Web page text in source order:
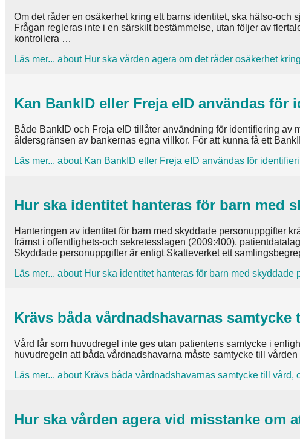
Om det råder en osäkerhet kring ett barns identitet, ska hälso-
Frågan regleras inte i en särskilt bestämmelse, utan följer av
kontrollera …
Läs mer... about Hur ska vården agera om det råder osäkerhet
Kan BankID eller Freja eID användas
Både BankID och Freja eID tillåter användning för identifiering av
åldersgränsen av bankernas egna villkor. För att kunna få ett
Läs mer... about Kan BankID eller Freja eID användas för
Hur ska identitet hanteras för barn med
Hanteringen av identitet för barn med skyddade personuppgifter
främst i offentlighets-och sekretesslagen (2009:400),
Skyddade personuppgifter är enligt Skatteverket ett
Läs mer... about Hur ska identitet hanteras för barn med skyddade
Krävs båda vårdnadshavarnas
Vård får som huvudregel inte ges utan patientens samtycke i
huvudregeln att båda vårdnadshavarna måste samtycke till
Läs mer... about Krävs båda vårdnadshavarnas samtycke till vård,
Hur ska vården agera vid misstanke om